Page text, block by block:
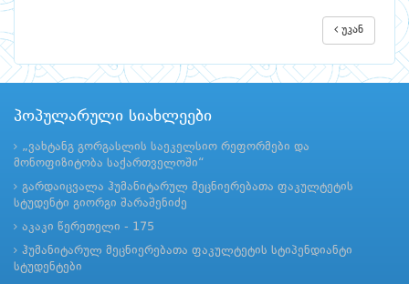
უკან
პოპულარული სიახლეები
„ვახტანგ გორგასლის საეკელსიო რეფორმები და
მონოფიზიტობა საქართველოში“
გარდაიცვალა ჰუმანიტარულ მეცნიერებათა ფაკულტეტის
სტუდენტი გიორგი შარაშენიძე
აკაკი წერეთელი - 175
ჰუმანიტარულ მეცნიერებათა ფაკულტეტის სტიპენდიანტი
სტუდენტები